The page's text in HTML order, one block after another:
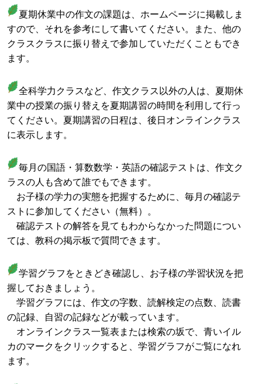
夏期休業中の作文の課題は、ホームページに掲載しま
すので、それを参考にして書いてください。また、他の
クラスクラスに振り替えで参加していただくこともでき
ます。
全科学力クラスなど、作文クラス以外の人は、夏期休
業中の授業の振り替えを夏期講習の時間を利用して行っ
てください。夏期講習の日程は、後日オンラインクラス
に表示します。
毎月の国語・算数数学・英語の確認テストは、作文ク
ラスの人も含めて誰でもできます。
お子様の学力の実態を把握するために、毎月の確認テ
ストに参加してください（無料）。
確認テストの解答を見てもわからなかった問題につい
ては、教科の掲示板で質問できます。
学習グラフをときどき確認し、お子様の学習状況を把
握しておきましょう。
学習グラフには、作文の字数、読解検定の点数、読書
の記録、自習の記録などが載っています。
オンラインクラス一覧表または検索の坂で、青いイル
カのマークをクリックすると、学習グラフがご覧になれ
ます。